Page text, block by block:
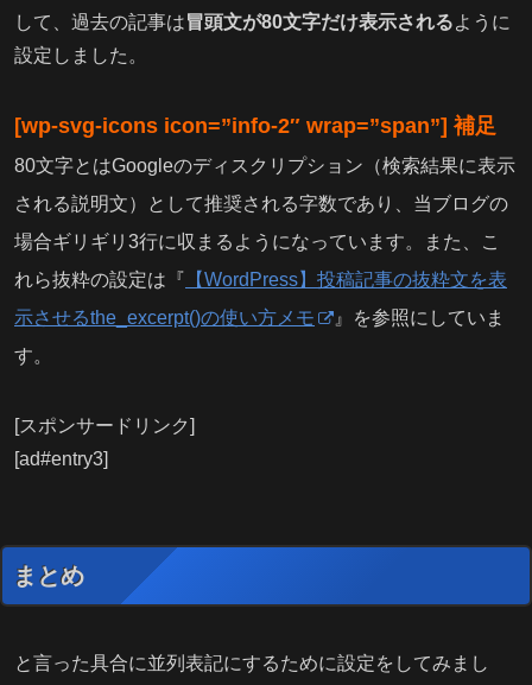
して、過去の記事は冒頭文が80文字だけ表示されるように
設定しました。
[wp-svg-icons icon=”info-2″ wrap=”span”] 補足
80文字とはGoogleのディスクリプション（検索結果に表示
される説明文）として推奨される字数であり、当ブログの
場合ギリギリ3行に収まるようになっています。また、こ
れら抜粋の設定は『 【WordPress】投稿記事の抜粋文を表
示させるthe_excerpt()の使い方メモ
』を参照にしていま
す。
[スポンサードリンク]
[ad#entry3]
まとめ
と言った具合に並列表記にするために設定をしてみまし